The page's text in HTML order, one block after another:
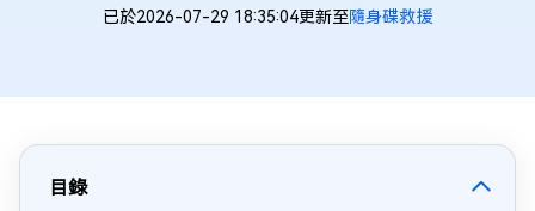
已於2026-07-29 18:35:04更新至隨身碟救援
目錄